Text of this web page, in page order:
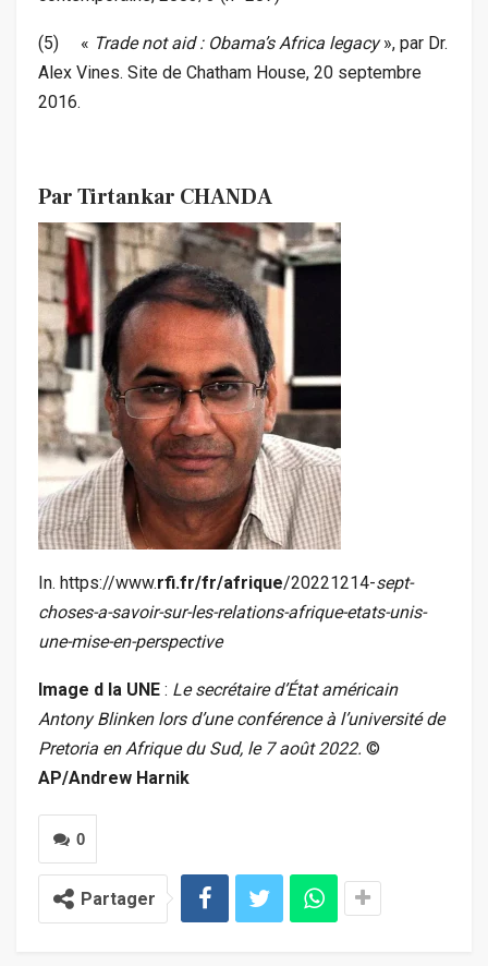
(5) « Trade not aid : Obama’s Africa legacy», par Dr.
Alex Vines. Site de Chatham House, 20 septembre
2016.
Par Tirtankar CHANDA
In. https://www.rfi.fr/fr/afrique/20221214-sept-
choses-a-savoir-sur-les-relations-afrique-etats-unis-
une-mise-en-perspective
Image d la UNE : Le secrétaire d’État américain
Antony Blinken lors d’une conférence à l’université de
Pretoria en Afrique du Sud, le 7 août 2022. ©
AP/Andrew Harnik
0
Partager